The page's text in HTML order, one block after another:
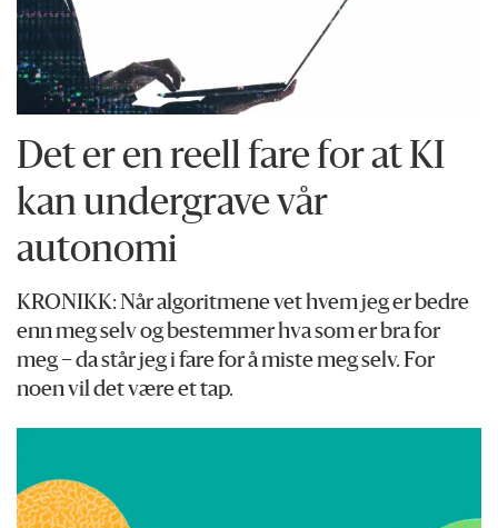
Det er en reell fare for at KI
kan undergrave vår
autonomi
KRONIKK: Når algoritmene vet hvem jeg er bedre
enn meg selv og bestemmer hva som er bra for
meg – da står jeg i fare for å miste meg selv. For
noen vil det være et tap.